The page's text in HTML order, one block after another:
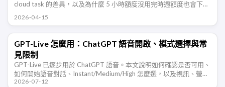
cloud task 的差異，以及為什麼 5 小時額度沒用完時週額度也會下
2026-04-15
GPT-Live 怎麼用：ChatGPT 語音開啟、模式選擇與常
見限制
GPT-Live 已逐步用於 ChatGPT 語音。本文說明如何確認是否可用、
如何開始語音對話、Instant/Medium/High 怎麼選，以及視訊、螢幕
分享和語言體驗等限制。
2026-07-12